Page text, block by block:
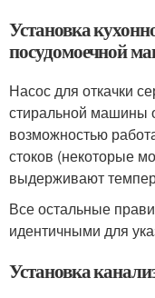
Установка
посудомоечной
Насос для откачки
стиральной машины
возможностью
стоков (некоторые
выдерживают
Все остальные
идентичными для
Установка